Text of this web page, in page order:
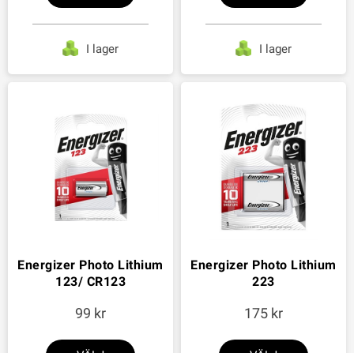
I lager I lager
Energizer Photo Lithium
123/ CR123
99
Energizer Photo Lithium
223
175